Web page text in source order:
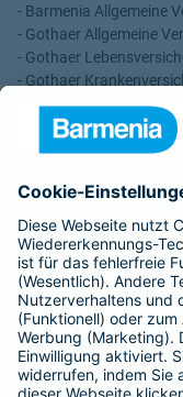
- Barmenia Allgemeine
- Gothaer Allgemeine
- Gothaer
- Gothaer
- ROLAND
- ROLAND Schutzbrief-
Vergütungen, die in der
enthalten sind.
Für Lebens- und
Verein
Postfach 080632,